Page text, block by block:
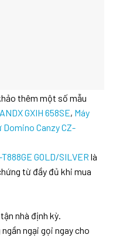
thêm một số mẫu
GXIH 658SE, Máy
Domino Canzy CZ-
GOLD/SILVER là
từ đầy đủ khi mua
nhà định kỳ.
ngại gọi ngay cho